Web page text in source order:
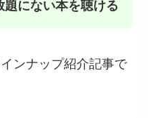
にない本を聴ける
ンナップ紹介記事で